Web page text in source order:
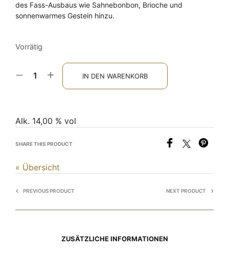
des Fass-Ausbaus wie Sahnebonbon, Brioche und
sonnenwarmes Gestein hinzu.
Vorrätig
IN DEN WARENKORB
Alk. 14,00 % vol
SHARE THIS PRODUCT
« Übersicht
PREVIOUS PRODUCT NEXT PRODUCT
ZUSÄTZLICHE INFORMATIONEN